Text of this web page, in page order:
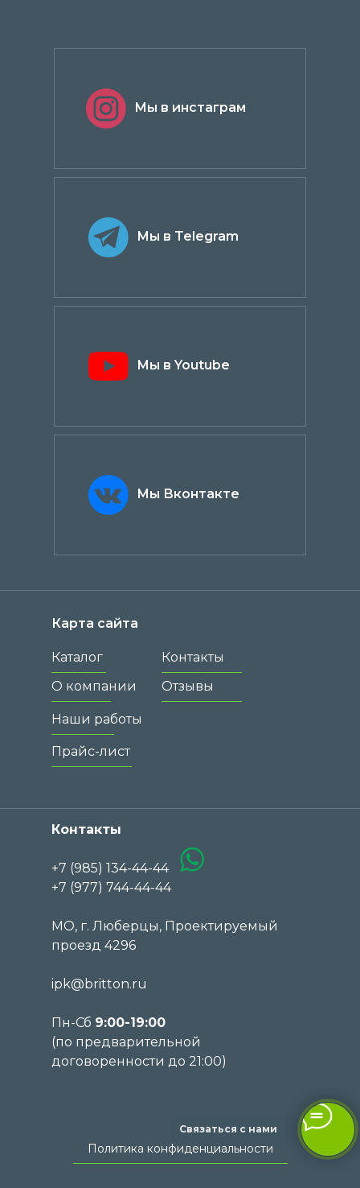
Связаться с нами
Мы в Telegram
Мы в инстаграм
Мы Вконтакте
Мы в Youtube
Контакты
+7 (985) 134-44-44
+7 (977) 744-44-44
МО, г. Люберцы, Проектируемый
проезд 4296
ipk@britton.ru
Пн-Сб 9:00-19:00
(по предварительной
договоренности до 21:00)
Карта сайта
Каталог
О компании
Контакты
Политика конфиденциальности
Наши работы
Прайс-лист
Отзывы